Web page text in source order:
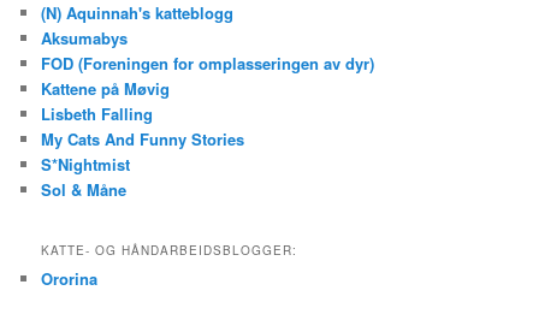
(N) Aquinnah's katteblogg
Aksumabys
FOD (Foreningen for omplasseringen av dyr)
Kattene på Møvig
Lisbeth Falling
My Cats And Funny Stories
S*Nightmist
Sol & Måne
KATTE- OG HÅNDARBEIDSBLOGGER:
Ororina